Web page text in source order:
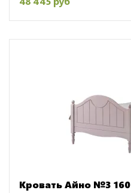
Кровать Айно №3 160